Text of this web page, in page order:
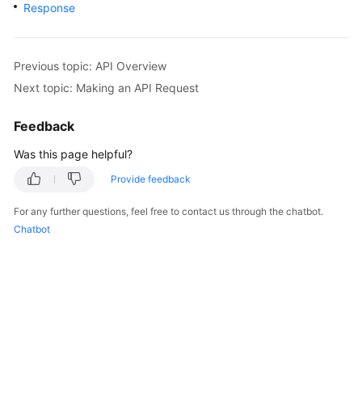
Getting
Kernels
Guide
Best
Practices
Performance
White
Response
Previous topic: API Overview
Next topic: Making an API Request
Feedback
Was this page helpful?
Provide feedback
For any further questions, feel free to contact us through the chatbot.
Chatbot